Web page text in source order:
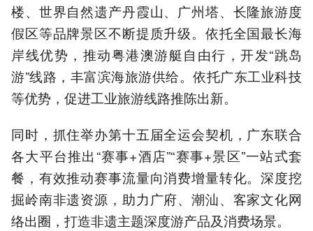
楼、世界自然遗产丹霞山、广州塔、长隆旅游度
假区等品牌景区不断提质升级。依托全国最长海
岸线优势，推动粤港澳游艇自由行，开发“跳岛
游”线路，丰富滨海旅游供给。依托广东工业科技
等优势，促进工业旅游线路推陈出新。
同时，抓住举办第十五届全运会契机，广东联合
各大平台推出“赛事+酒店”“赛事+景区”一站式套
餐，有效推动赛事流量向消费增量转化。深度挖
掘岭南非遗资源，助力广府、潮汕、客家文化网
络出圈，打造非遗主题深度游产品及消费场景。